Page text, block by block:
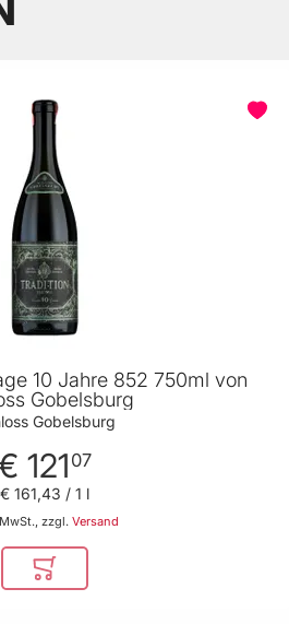
10 Jahre 852 750ml von
Gobelsburg
Gobelsburg
12107
zzgl. Versand
€ 161,43 / 1 l
In den Warenkorb